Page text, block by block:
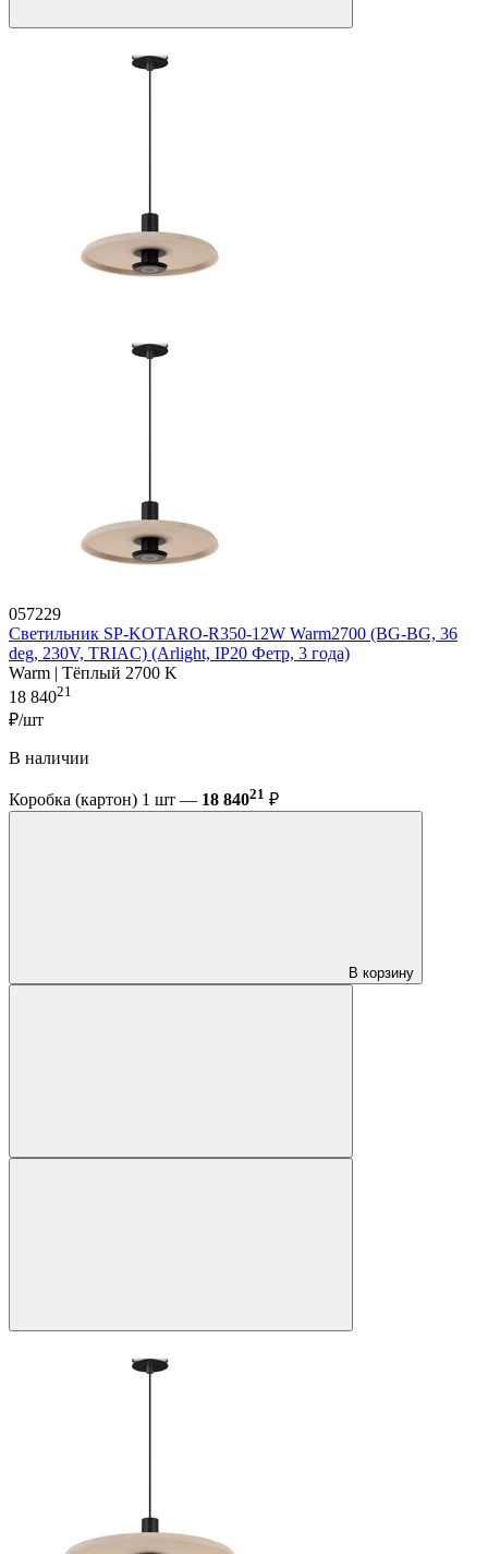
057229
Светильник SP-KOTARO-R350-12W Warm2700 (BG-BG, 36
deg, 230V, TRIAC) (Arlight, IP20 Фетр, 3 года)
Warm | Тёплый 2700 K
18 84021
₽/шт
В наличии
Коробка (картон) 1 шт — 18 84021 ₽
В корзину